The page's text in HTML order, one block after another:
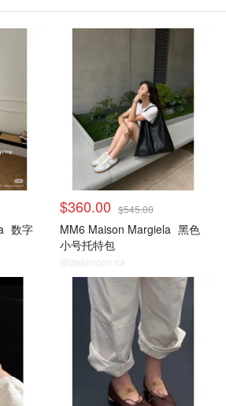
数字
$360.00 $545.00
MM6 Maison Margiela 黑色
小号托特包
@dealmoon.ca